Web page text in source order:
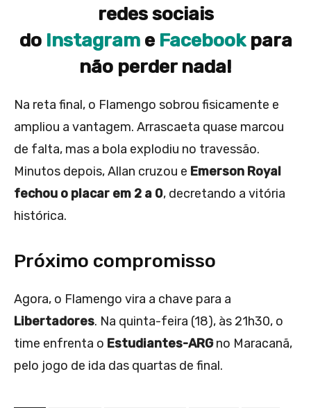
redes sociais
do Instagram e Facebookpara
não perder nada!
Na reta final, o Flamengo sobrou fisicamente e
ampliou a vantagem. Arrascaeta quase marcou
de falta, mas a bola explodiu no travessão.
Minutos depois, Allan cruzou e Emerson Royal
fechou o placar em 2 a 0, decretando a vitória
histórica.
Próximo compromisso
Agora, o Flamengo vira a chave para a
Libertadores. Na quinta-feira (18), às 21h30, o
time enfrenta o Estudiantes-ARGno Maracanã,
pelo jogo de ida das quartas de final.